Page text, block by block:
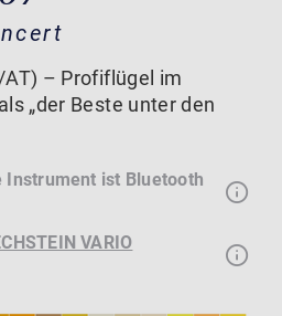
AT) – Profiflügel im
„der Beste unter den
Instrument ist Bluetooth
VARIO